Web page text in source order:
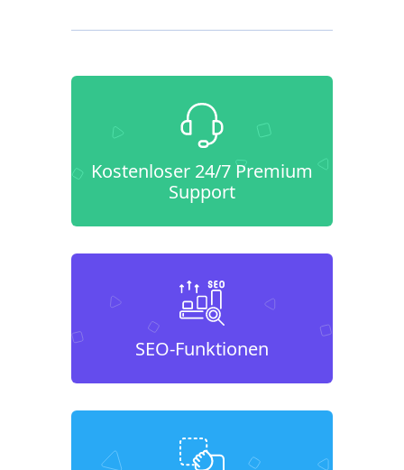
Kostenloser 24/7 Premium
Support
SEO-Funktionen